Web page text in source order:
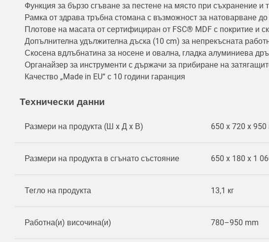
Функция за бързо сгъване за пестене на място при съхранение и
Рамка от здрава тръбна стомана с възможност за натоварване
Плотове на масата от сертифициран от FSC® MDF с покритие и
Допълнителна удължителна дъска (10 cm) за непрекъсната
Скосена вдлъбнатина за носене и овална, гладка алуминиева
Органайзер за инструменти с държачи за прибиране на
Качество „Made in EU“ с 10 години гаранция
Технически данни
Размери на продукта (Ш x Д x В) 650 x 720 x 950
Размери на продукта в сгънато състояние 650 x 180 x 1
Тегло на продукта 13,1 кг
Работна(и) височина(и) 780–950 mm